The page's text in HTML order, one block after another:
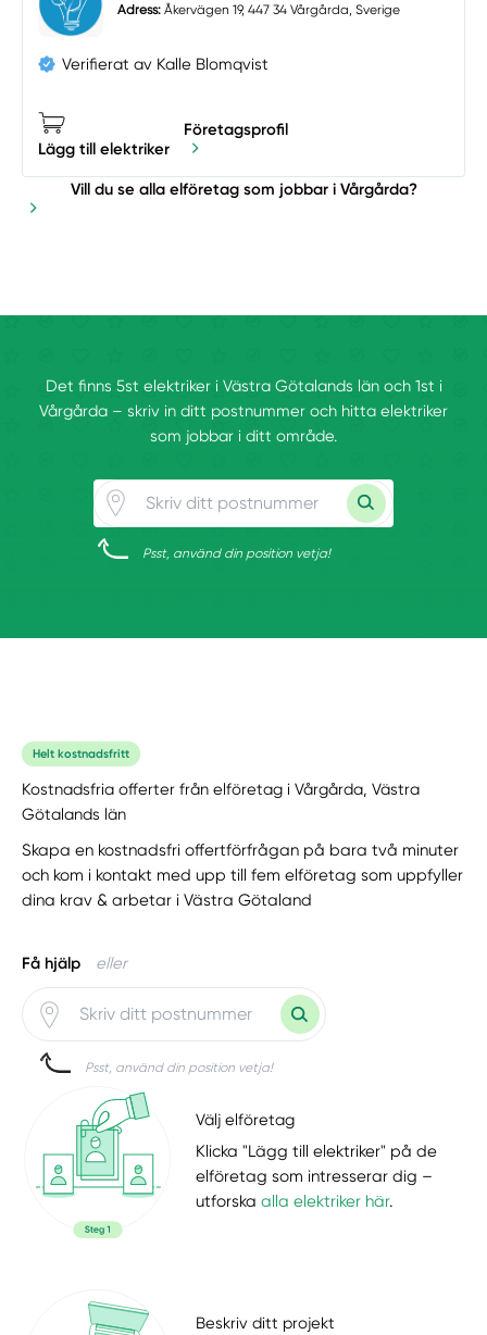
Adress: Åkervägen 19, 447 34 Vårgårda, Sverige
Verifierat av Kalle Blomqvist
Lägg till elektriker
Företagsprofil
Vill du se alla elföretag som jobbar i Vårgårda?
Det finns 5st elektriker i Västra Götalands län och 1st i
Vårgårda – skriv in ditt postnummer och hitta elektriker
som jobbar i ditt område.
Psst, använd din position vetja!
Helt kostnadsfritt
Kostnadsfria offerter från elföretag i Vårgårda, Västra
Götalands län
Skapa en kostnadsfri offertförfrågan på bara två minuter
och kom i kontakt med upp till fem elföretag som uppfyller
dina krav & arbetar i Västra Götaland
Få hjälp eller
Psst, använd din position vetja!
Välj elföretag
Klicka "Lägg till elektriker" på de
elföretag som intresserar dig –
utforskaalla elektriker här.
Beskriv ditt projekt